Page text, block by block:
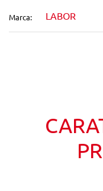
Marca: LABOR